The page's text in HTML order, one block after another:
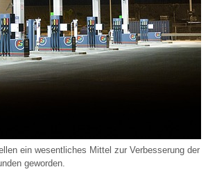
ein wesentliches Mittel zur Verbesserung der
geworden.